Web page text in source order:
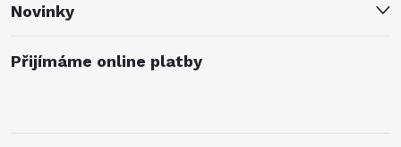
Novinky
Přijímáme online platby